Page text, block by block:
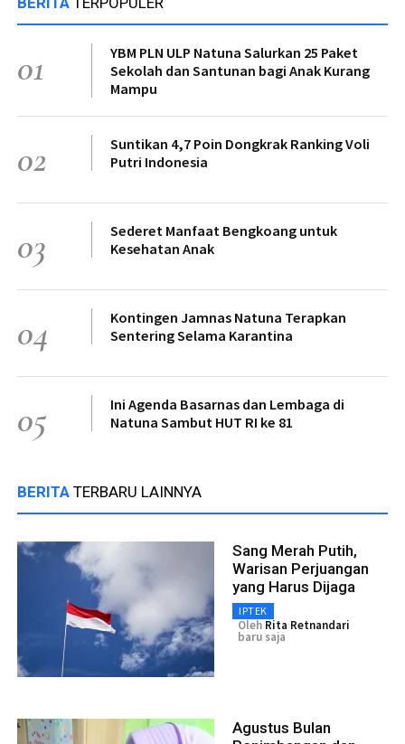
01
YBM PLN ULP Natuna Salurkan 25 Paket
Sekolah dan Santunan bagi Anak Kurang
Mampu
02
Suntikan 4,7 Poin Dongkrak Ranking Voli
Putri Indonesia
03
Sederet Manfaat Bengkoang untuk
Kesehatan Anak
04
Kontingen Jamnas Natuna Terapkan
Sentering Selama Karantina
05
Ini Agenda Basarnas dan Lembaga di
Natuna Sambut HUT RI ke 81
BERITA TERBARU LAINNYA
Sang Merah Putih,
Warisan Perjuangan
yang Harus Dijaga
IPTEK
Oleh Rita Retnandari
baru saja
Agustus Bulan